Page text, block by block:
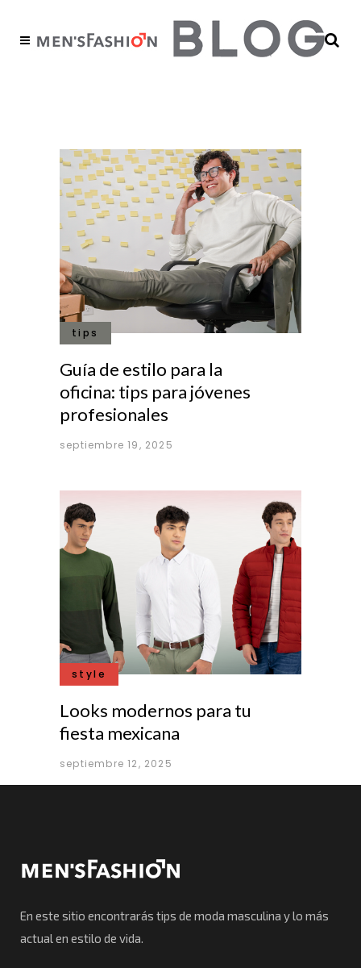
tips
Guía de estilo para la
oficina: tips para jóvenes
profesionales
septiembre 19, 2025
style
Looks modernos para tu
fiesta mexicana
septiembre 12, 2025
En este sitio encontrarás tips de moda masculina y lo más
actual en estilo de vida.